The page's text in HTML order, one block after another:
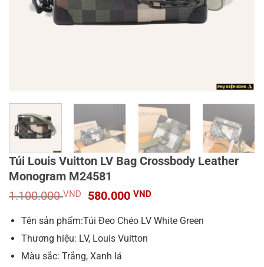
Túi Louis Vuitton LV Bag Crossbody Leather
Monogram M24581
1.100.000VND
Giá
là:
580.000 VNDGiá
tại
Tên sản phẩm:Túi Đeo Chéo LV White Green
Thương hiệu: LV, Louis Vuitton
Màu sắc: Trắng, Xanh lá